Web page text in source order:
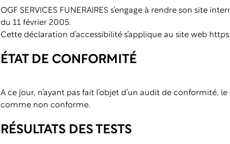
OGF SERVICES FUNERAIRES s’engage à rendre son site
du 11 février 2005.
Cette déclaration d’accessibilité s’applique au site web
ÉTAT DE CONFORMITÉ
A ce jour, n’ayant pas fait l’objet d’un audit de conformité,
comme non conforme.
RÉSULTATS DES TESTS